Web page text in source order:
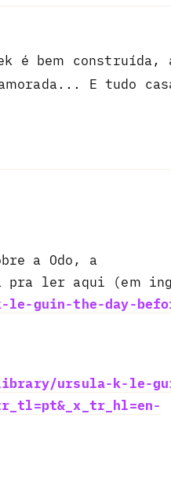
é bem construída,
E tudo
a Odo, a
pra ler aqui (em
guin-the-day-
ursula-k-le-